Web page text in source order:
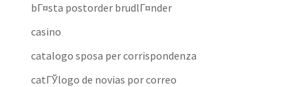
bГ¤sta postorder brudlГ¤nder
casino
catalogo sposa per corrispondenza
catГЎlogo de novias por correo